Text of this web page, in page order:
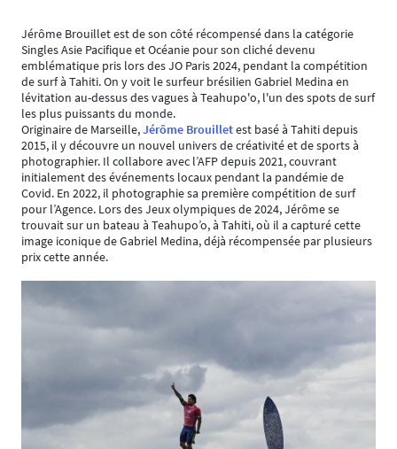
Jérôme Brouillet est de son côté récompensé dans la catégorie
Singles Asie Pacifique et Océanie pour son cliché devenu
emblématique pris lors des JO Paris 2024, pendant la compétition
de surf à Tahiti. On y voit le surfeur brésilien Gabriel Medina en
lévitation au-dessus des vagues à Teahupo'o, l'un des spots de surf
les plus puissants du monde.
Originaire de Marseille,Jérôme Brouilletest basé à Tahiti depuis
2015, il y découvre un nouvel univers de créativité et de sports à
photographier. Il collabore avec l’AFP depuis 2021, couvrant
initialement des événements locaux pendant la pandémie de
Covid. En 2022, il photographie sa première compétition de surf
pour l’Agence. Lors des Jeux olympiques de 2024, Jérôme se
trouvait sur un bateau à Teahupo’o, à Tahiti, où il a capturé cette
image iconique de Gabriel Medina, déjà récompensée par plusieurs
prix cette année.